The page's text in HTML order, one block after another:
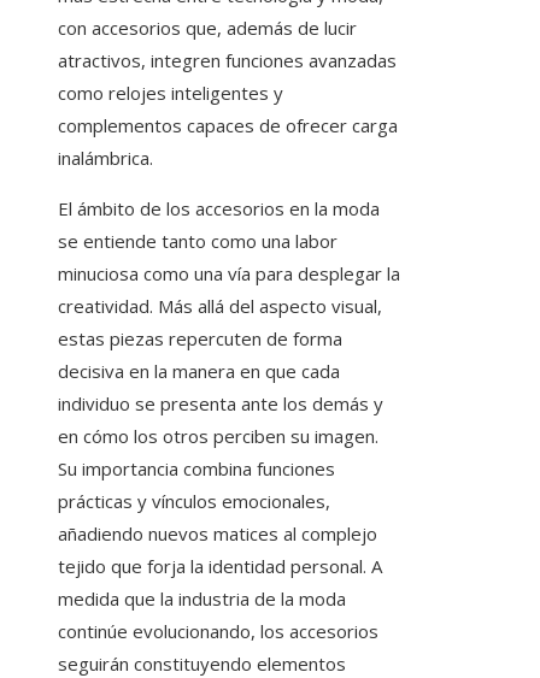
con accesorios que, además de lucir
atractivos, integren funciones avanzadas
como relojes inteligentes y
complementos capaces de ofrecer carga
inalámbrica.
El ámbito de los accesorios en la moda
se entiende tanto como una labor
minuciosa como una vía para desplegar la
creatividad. Más allá del aspecto visual,
estas piezas repercuten de forma
decisiva en la manera en que cada
individuo se presenta ante los demás y
en cómo los otros perciben su imagen.
Su importancia combina funciones
prácticas y vínculos emocionales,
añadiendo nuevos matices al complejo
tejido que forja la identidad personal. A
medida que la industria de la moda
continúe evolucionando, los accesorios
seguirán constituyendo elementos